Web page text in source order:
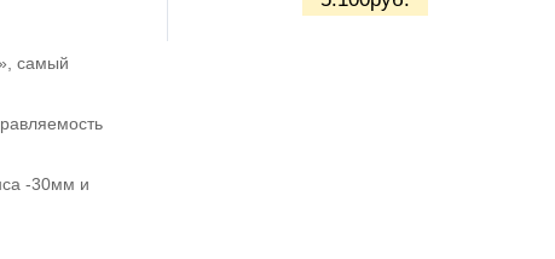
самый
-30мм и